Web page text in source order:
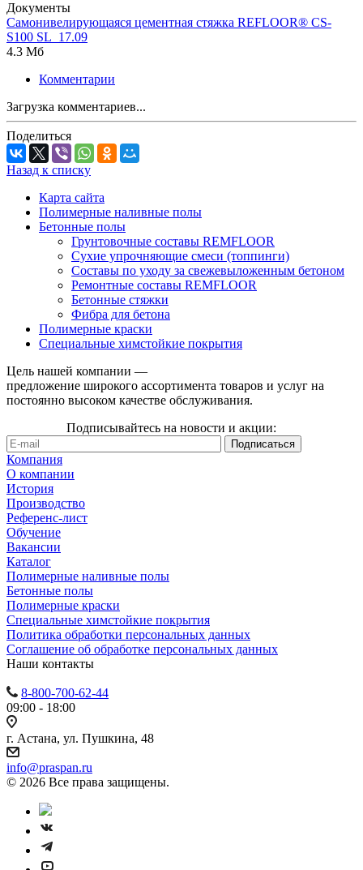
Документы
Самонивелирующаяся цементная стяжка REFLOOR® CS-
S100 SL_17.09
4.3 Мб
Комментарии
Загрузка комментариев...
Поделиться
Назад к списку
Карта сайта
Полимерные наливные полы
Бетонные полы
Грунтовочные составы REMFLOOR
Сухие упрочняющие смеси (топпинги)
Составы по уходу за свежевыложенным бетоном
Ремонтные составы REMFLOOR
Бетонные стяжки
Фибра для бетона
Полимерные краски
Специальные химстойкие покрытия
Цель нашей компании —
предложение широкого ассортимента товаров и услуг на
постоянно высоком качестве обслуживания.
Подписывайтесь на новости и акции:
Компания
О компании
История
Производство
Референс-лист
Обучение
Вакансии
Каталог
Полимерные наливные полы
Бетонные полы
Полимерные краски
Специальные химстойкие покрытия
Политика обработки персональных данных
Cоглашение об обработке персональных данных
Наши контакты
8-800-700-62-44
09:00 - 18:00
г. Астана, ул. Пушкина, 48
info@praspan.ru
© 2026 Все права защищены.